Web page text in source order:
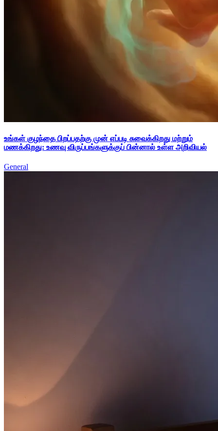
உங்கள் குழந்தை பிறப்பதற்கு முன் எப்படி சுவைக்கிறது மற்றும்
மணக்கிறது: உணவு விருப்பங்களுக்குப் பின்னால் உள்ள அறிவியல்
General